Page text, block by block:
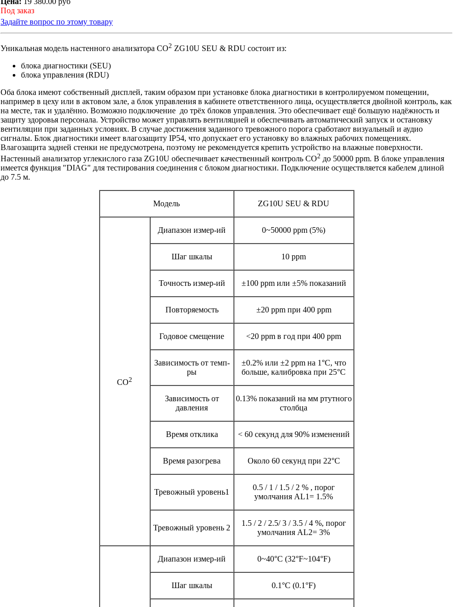
Под заказ
Задайте вопрос по этому товару
Уникальная модель настенного анализатора CO2 ZG10U SEU & RDU состоит из:
блока диагностики (SEU)
блока управления (RDU)
Оба блока имеют собственный дисплей, таким образом при установке блока диагностики в контролируемом помещении,
например в цеху или в актовом зале, а блок управления в кабинете ответственного лица, осуществляется двойной контроль, как
на месте, так и удалённо. Возможно подключение до трёх блоков управления. Это обеспечивает ещё большую надёжность и
защиту здоровья персонала. Устройство может управлять вентиляцией и обеспечивать автоматический запуск и остановку
вентиляции при заданных условиях. В случае достижения заданного тревожного порога сработают визуальный и аудио
сигналы. Блок диагностики имеет влагозащиту IP54, что допускает его установку во влажных рабочих помещениях.
Влагозащита задней стенки не предусмотрена, поэтому не рекомендуется крепить устройство на влажные поверхности.
Настенный анализатор углекислого газа ZG10U обеспечивает качественный контроль CO2 до 50000 ppm. В блоке управления
имеется функция "DIAG" для тестирования соединения с блоком диагностики. Подключение осуществляется кабелем длиной
до 7.5 м.
Модель ZG10U SEU & RDU
CO2
Диапазон измер-ий 0~50000 ppm (5%)
Шаг шкалы 10 ppm
Точность измер-ий ±100 ppm или ±5% показаний
Повторяемость ±20 ppm при 400 ppm
Годовое смещение <20 ppm в год при 400 ppm
Зависимость от темп-
ры
±0.2% или ±2 ppm на 1°C, что
больше, калибровка при 25°C
Зависимость от
давления
0.13% показаний на мм ртутного
столбца
Время отклика < 60 секунд для 90% изменений
Время разогрева Около 60 секунд при 22°C
Тревожный уровень1
0.5 / 1 / 1.5 / 2 % , порог
умолчания AL1= 1.5%
Тревожный уровень 2
1.5 / 2 / 2.5/ 3 / 3.5 / 4 %, порог
умолчания AL2= 3%
Диапазон измер-ий 0~40°C (32°F~104°F)
Шаг шкалы 0.1°C (0.1°F)